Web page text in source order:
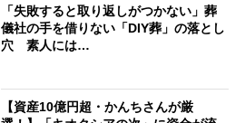
「失敗すると取り返しがつかない」葬
儀社の手を借りない「DIY葬」の落とし
穴 素人には…
【資産10億円超・かんちさんが厳